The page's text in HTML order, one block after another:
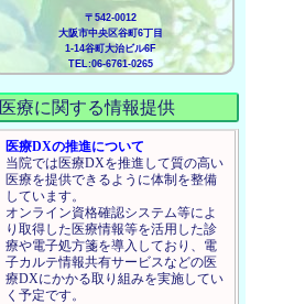
〒542-0012
大阪市中央区谷町6丁目
1-14谷町大治ビル6F
TEL:06-6761-0265
医療に関する情報提供
医療DXの推進について
当院では医療DXを推進して質の高い
医療を提供できるように体制を整備
しています。
オンライン資格確認システム等によ
り取得した医療情報等を活用した診
療や電子処方箋を導入しており、電
子カルテ情報共有サービスなどの医
療DXにかかる取り組みを実施してい
く予定です。